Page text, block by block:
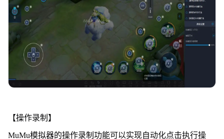
【操作录制】
MuMu模拟器的操作录制功能可以实现自动化点击执行操